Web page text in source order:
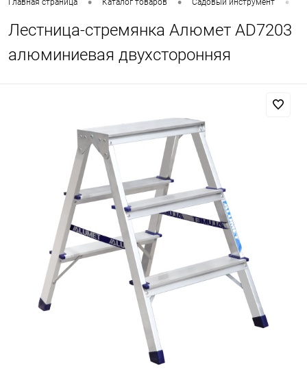
Главная страница Каталог товаров Садовый инструмент
Лестница-стремянка Алюмет AD7203
алюминиевая двухсторонняя